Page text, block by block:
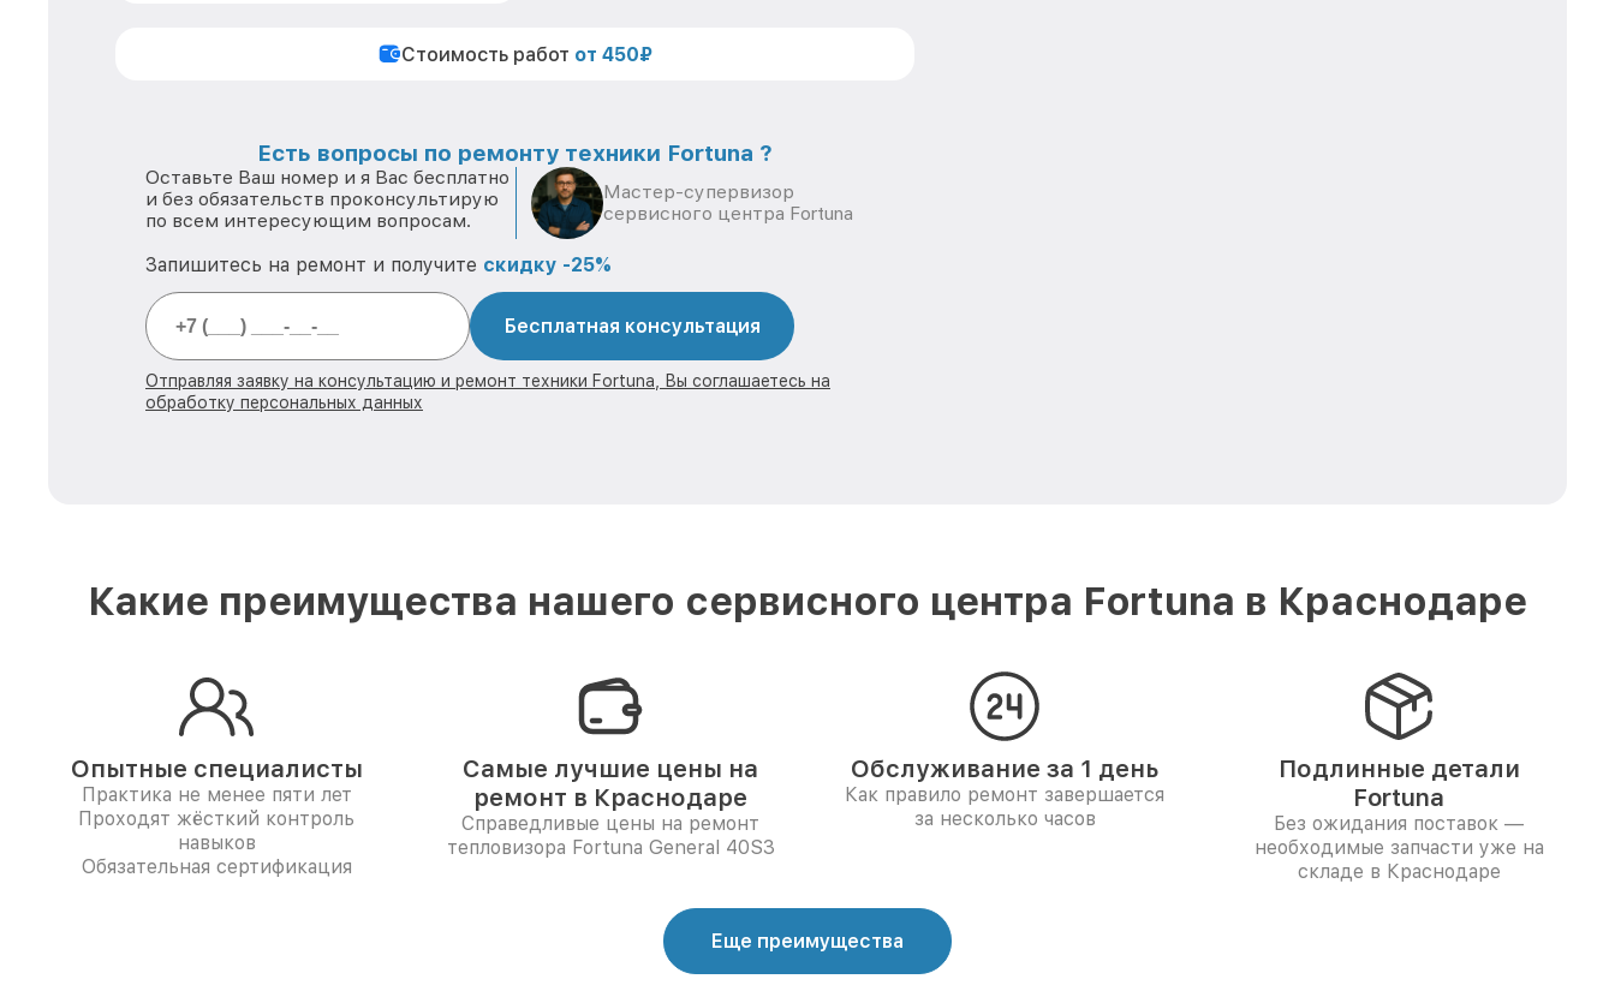
Стоимость работ от 450₽
Есть вопросы по ремонту техники Fortuna ?
Оставьте Ваш номер и я Вас бесплатно
и без обязательств проконсультирую
по всем интересующим вопросам.
Мастер-супервизор
сервисного центра Fortuna
Запишитесь на ремонт и получите скидку -25%
Бесплатная консультация
Отправляя заявку на консультацию и ремонт техники Fortuna, Вы соглашаетесь на
обработку персональных данных
Какие преимущества нашего сервисного центра Fortuna в Краснодаре
Опытные специалисты
Практика не менее пяти лет
Проходят жёсткий контроль
навыков
Обязательная сертификация
Самые лучшие цены на
ремонт в Краснодаре
Справедливые цены на ремонт
тепловизора Fortuna General 40S3
Обслуживание за 1 день
Как правило ремонт завершается
за несколько часов
Подлинные детали
Fortuna
Без ожидания поставок —
необходимые запчасти уже на
складе в Краснодаре
Еще преимущества